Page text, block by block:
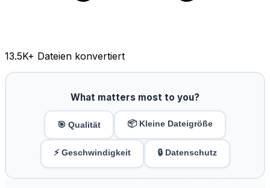
13.5K+ Dateien konvertiert
What matters most to you?
🎯 Qualität 📦 Kleine Dateigröße
⚡ Geschwindigkeit 🔒 Datenschutz